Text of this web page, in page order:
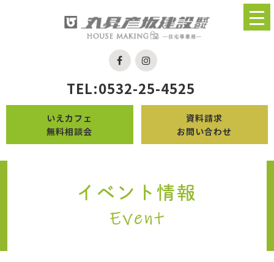
TEL:0532-25-4525
いえカフェ
無料相談会
資料請求
お問い合わせ